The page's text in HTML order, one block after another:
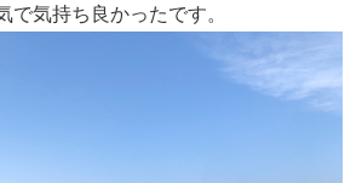
で気持ち良かったです。